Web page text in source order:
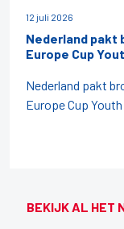
BEKIJK AL HET
12 juli 2026
Nederland pakt
Europe Cup
Nederland pakt
Europe Cup